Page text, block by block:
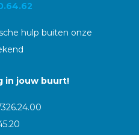
hulp buiten onze
in jouw buurt!